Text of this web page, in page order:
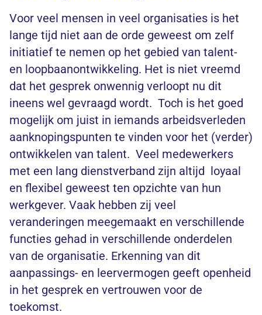
Voor veel mensen in veel organisaties is het
lange tijd niet aan de orde geweest om zelf
initiatief te nemen op het gebied van talent-
en loopbaanontwikkeling. Het is niet vreemd
dat het gesprek onwennig verloopt nu dit
ineens wel gevraagd wordt. Toch is het goed
mogelijk om juist in iemands arbeidsverleden
aanknopingspunten te vinden voor het (verder)
ontwikkelen van talent. Veel medewerkers
met een lang dienstverband zijn altijd loyaal
en flexibel geweest ten opzichte van hun
werkgever. Vaak hebben zij veel
veranderingen meegemaakt en verschillende
functies gehad in verschillende onderdelen
van de organisatie. Erkenning van dit
aanpassings- en leervermogen geeft openheid
in het gesprek en vertrouwen voor de
toekomst.